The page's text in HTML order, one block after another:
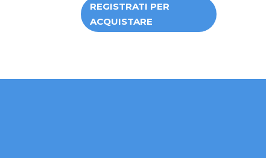
REGISTRATI PER
ACQUISTARE